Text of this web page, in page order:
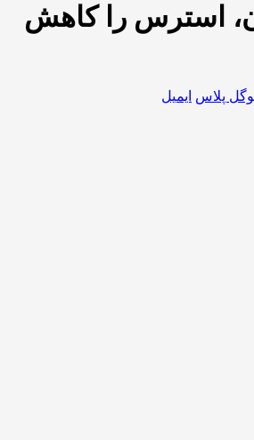
استرس را کاهش
پلاس ایمیل